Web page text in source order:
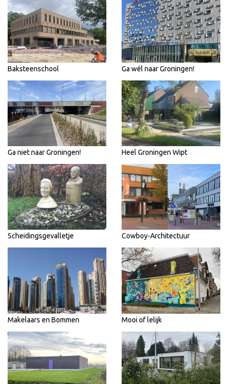
Baksteenschool Ga wél naar Groningen!
Ga niet naar Groningen! Heel Groningen Wipt
Scheidingsgevalletje Cowboy-Architectuur
Makelaars en Bommen Mooi of lelijk